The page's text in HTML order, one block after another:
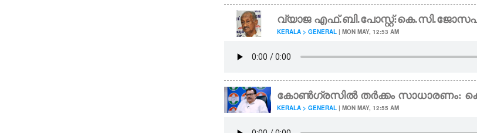
വ്യാജ
KERALA > GENERAL| MON MAY, 12:53 AM
കോൺഗ്രസിൽ തർക്കം സാധാരണം:
KERALA > GENERAL| MON MAY, 12:55 AM